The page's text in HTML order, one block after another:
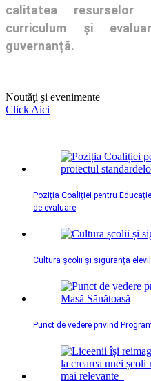
calitatea resurselor
curriculum și
guvernanță.
Noutăţi şi evenimente
Click Aici
Poziția Coaliției pentru
de evaluare
Cultura școlii și siguranța
Punct de vedere privind